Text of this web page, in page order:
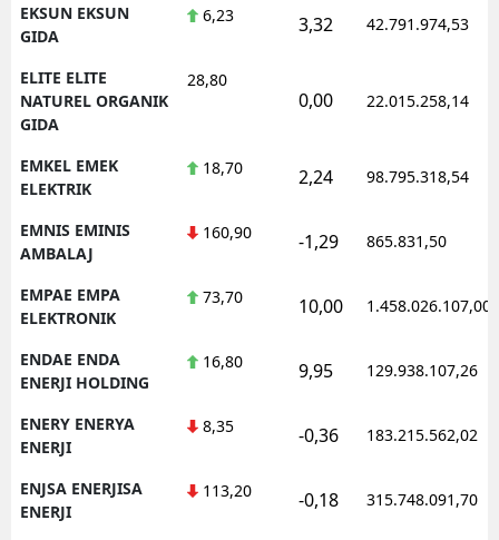
EKSUN EKSUN
GIDA
6,23 3,32 42.791.974,53
ELITE ELITE
NATUREL ORGANIK
GIDA
28,80
0,00 22.015.258,14
EMKEL EMEK
ELEKTRIK
18,70 2,24 98.795.318,54
EMNIS EMINIS
AMBALAJ
160,90 -1,29 865.831,50
EMPAE EMPA
ELEKTRONIK
73,70 10,00 1.458.026.107,00
ENDAE ENDA
ENERJI HOLDING
16,80 9,95 129.938.107,26
ENERY ENERYA
ENERJI
8,35 -0,36 183.215.562,02
ENJSA ENERJISA
ENERJI
113,20 -0,18 315.748.091,70